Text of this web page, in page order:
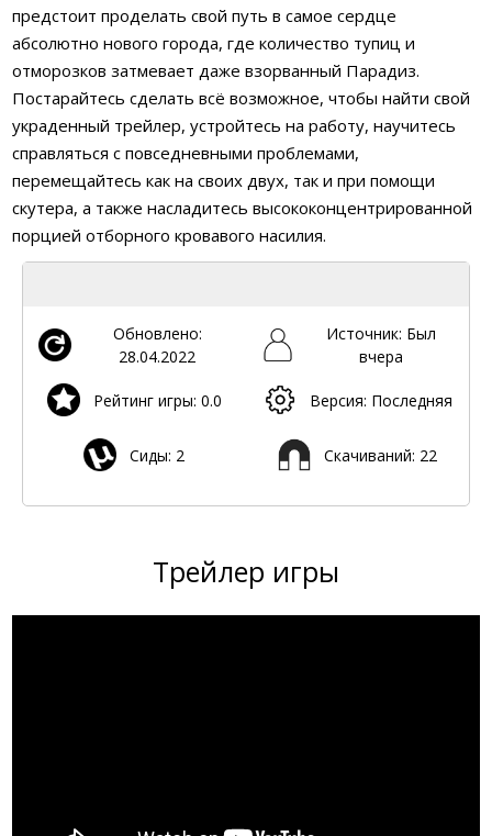
предстоит проделать свой путь в самое сердце
абсолютно нового города, где количество тупиц и
отморозков затмевает даже взорванный Парадиз.
Постарайтесь сделать всё возможное, чтобы найти свой
украденный трейлер, устройтесь на работу, научитесь
справляться с повседневными проблемами,
перемещайтесь как на своих двух, так и при помощи
скутера, а также насладитесь высококонцентрированной
порцией отборного кровавого насилия.
Обновлено:
28.04.2022
Источник: Был
вчера
Рейтинг игры: 0.0 Версия: Последняя
Сиды: 2 Скачиваний: 22
Трейлер игры